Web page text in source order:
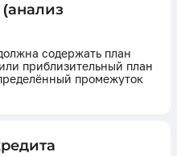
содержать план
приблизительный план
промежуток